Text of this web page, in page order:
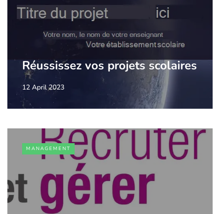
Réussissez vos projets scolaires
12 April 2023
MANAGEMENT